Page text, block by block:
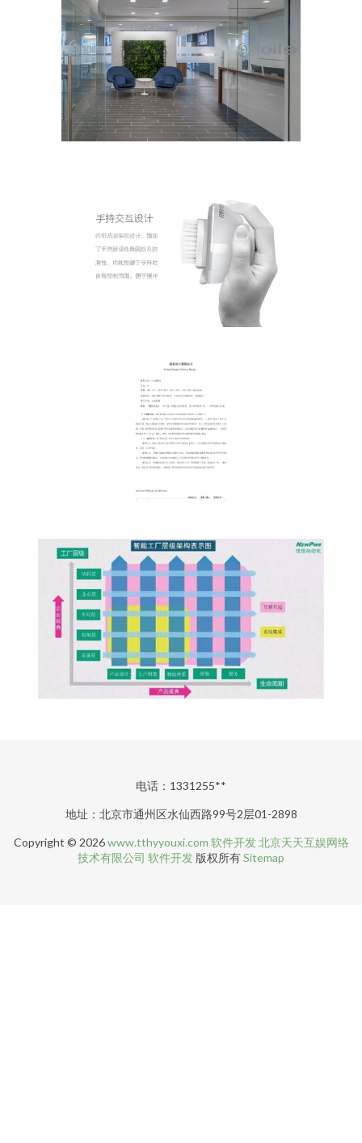
电话：1331255**
地址：北京市通州区水仙西路99号2层01-2898
Copyright © 2026www.tthyyouxi.com 软件开发 北京天天互娱网络
技术有限公司 软件开发 版权所有Sitemap